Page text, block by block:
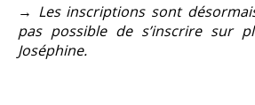
→ Les inscriptions sont
pas possible de s’inscrire sur
Joséphine.